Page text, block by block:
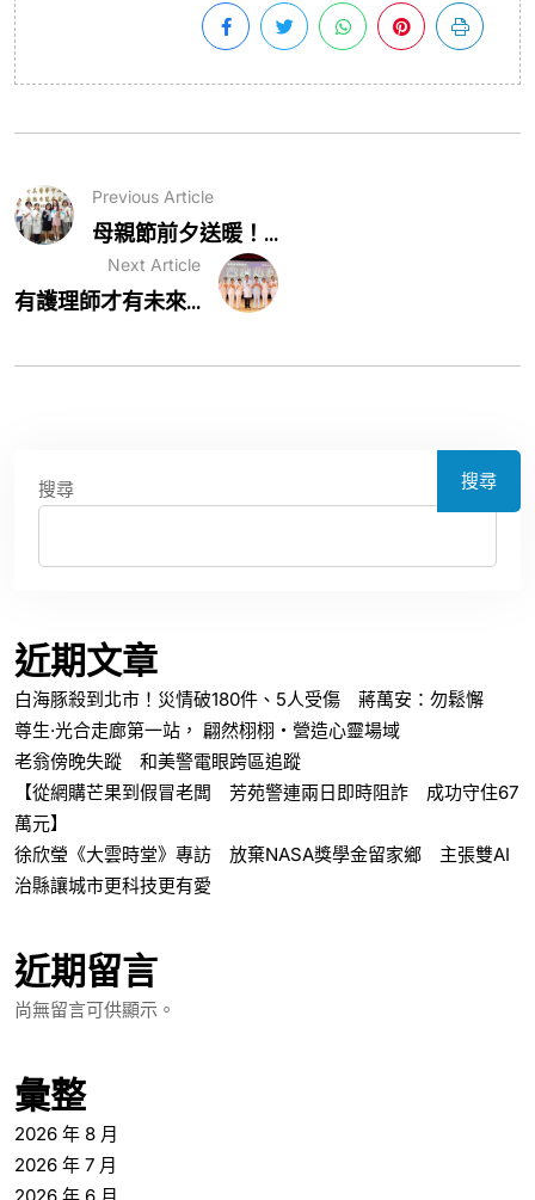
Previous Article
母親節前夕送暖！...
Next Article
有護理師才有未來...
搜尋 搜尋
近期文章
白海豚殺到北市！災情破180件、5人受傷 蔣萬安：勿鬆懈
尊生·光合走廊第一站， 翩然栩栩・營造心靈場域
老翁傍晚失蹤 和美警電眼跨區追蹤
【從網購芒果到假冒老闆 芳苑警連兩日即時阻詐 成功守住67
萬元】
徐欣瑩《大雲時堂》專訪 放棄NASA獎學金留家鄉 主張雙AI
治縣讓城市更科技更有愛
近期留言
尚無留言可供顯示。
彙整
2026 年 8 月
2026 年 7 月
2026 年 6 月